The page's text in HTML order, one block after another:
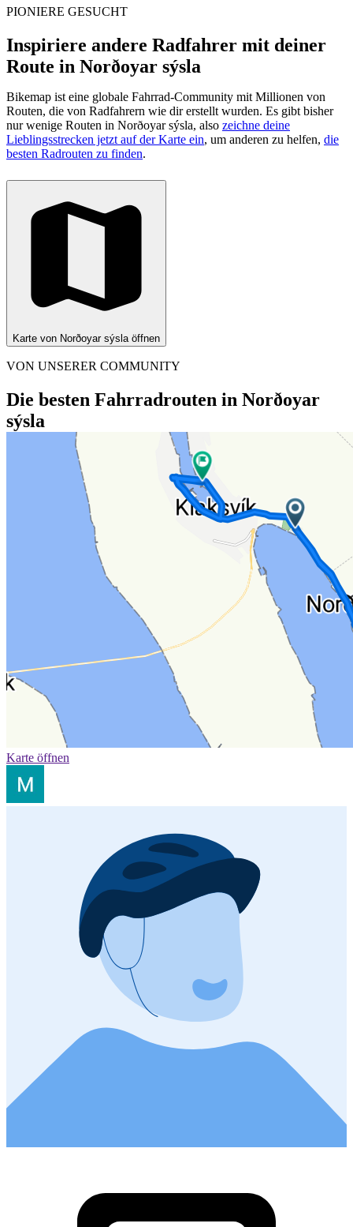
PIONIERE GESUCHT
Inspiriere andere Radfahrer mit deiner
Route in Norðoyar sýsla
Bikemap ist eine globale Fahrrad-Community mit Millionen von
Routen, die von Radfahrern wie dir erstellt wurden. Es gibt bisher
nur wenige Routen in Norðoyar sýsla, also zeichne deine
Lieblingsstrecken jetzt auf der Karte ein, um anderen zu helfen, die
besten Radrouten zu finden.
Karte von Norðoyar sýsla öffnen
VON UNSERER COMMUNITY
Die besten Fahrradrouten in Norðoyar
sýsla
Karte öffnen